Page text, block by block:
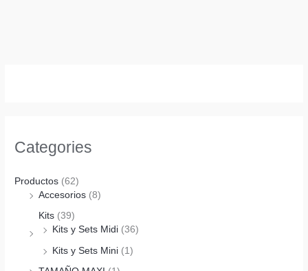
Categories
Productos (62)
Accesorios (8)
Kits (39)
Kits y Sets Midi (36)
Kits y Sets Mini (1)